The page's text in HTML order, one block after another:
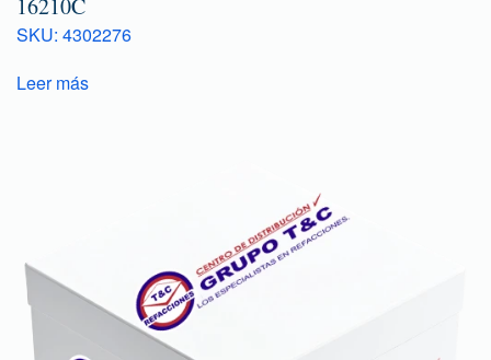
16210C
SKU: 4302276
Leer más